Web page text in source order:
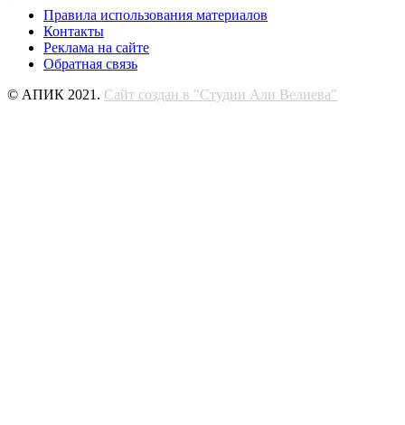
Правила использования материалов
Контакты
Реклама на сайте
Обратная связь
© АПИК 2021. Сайт создан в "Студии Али Велиева"